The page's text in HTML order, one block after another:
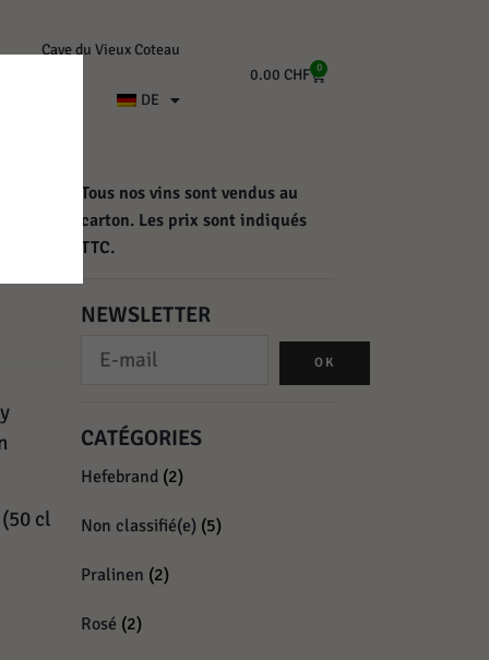
Cave du Vieux Coteau
DE
0.00CHF 0
(50 cl
Tous nos vins sont vendus au
carton. Les prix sont indiqués
TTC.
NEWSLETTER
OK
CATÉGORIES
Hefebrand (2)
Non classifié(e) (5)
Pralinen (2)
Rosé (2)